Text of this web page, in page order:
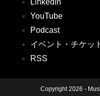
LinkedIn
YouTube
Podcast
イベント・チケッ
RSS
Copyright 2026 -